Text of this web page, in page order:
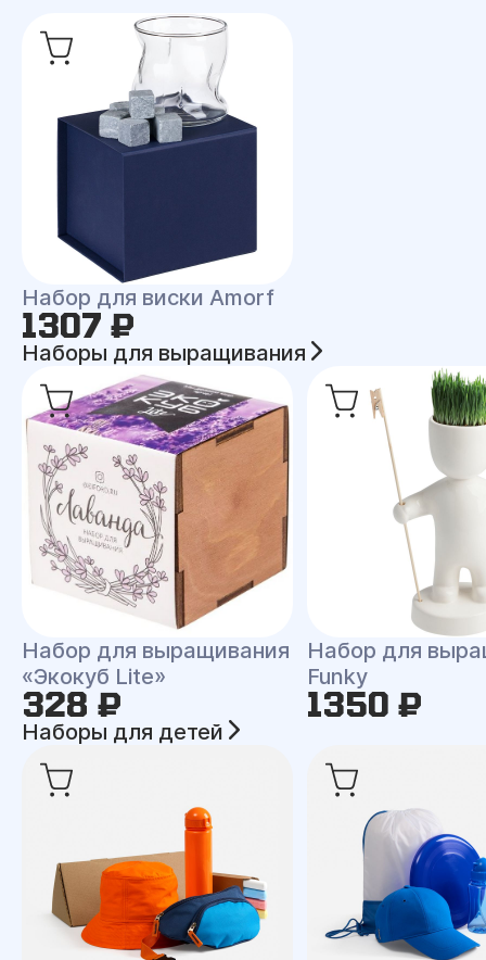
Набор для виски Amorf
1307 ₽
Наборы для выращивания
Набор для выращивания
«Экокуб Lite»
328 ₽
Набор для
Funky
1350 ₽
Наборы для детей